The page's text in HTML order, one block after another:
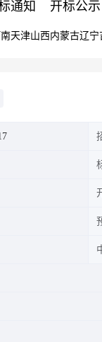
通知 开标公示
天津山西内蒙古辽宁